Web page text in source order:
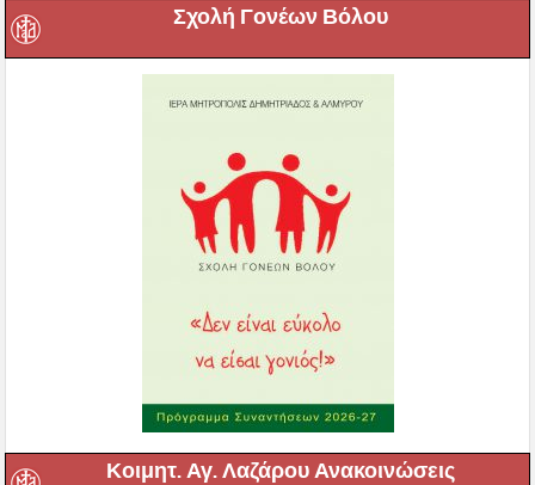
Σχολή Γονέων Βόλου
Κοιμητ. Αγ. Λαζάρου Ανακοινώσεις